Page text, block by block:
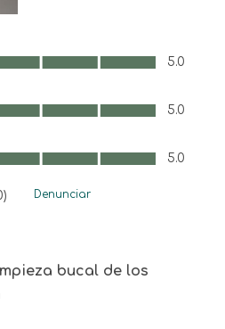
5.0
5.0
5.0
) Denunciar
bucal de los